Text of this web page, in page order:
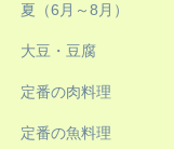
夏（6月～8月）
大豆・豆腐
定番の肉料理
定番の魚料理